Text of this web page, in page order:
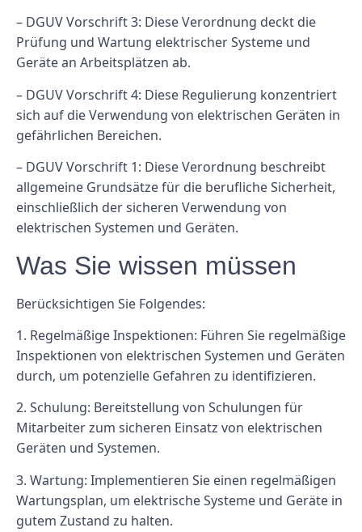
– DGUV Vorschrift 3: Diese Verordnung deckt die
Prüfung und Wartung elektrischer Systeme und
Geräte an Arbeitsplätzen ab.
– DGUV Vorschrift 4: Diese Regulierung konzentriert
sich auf die Verwendung von elektrischen Geräten in
gefährlichen Bereichen.
– DGUV Vorschrift 1: Diese Verordnung beschreibt
allgemeine Grundsätze für die berufliche Sicherheit,
einschließlich der sicheren Verwendung von
elektrischen Systemen und Geräten.
Was Sie wissen müssen
Berücksichtigen Sie Folgendes:
1. Regelmäßige Inspektionen: Führen Sie regelmäßige
Inspektionen von elektrischen Systemen und Geräten
durch, um potenzielle Gefahren zu identifizieren.
2. Schulung: Bereitstellung von Schulungen für
Mitarbeiter zum sicheren Einsatz von elektrischen
Geräten und Systemen.
3. Wartung: Implementieren Sie einen regelmäßigen
Wartungsplan, um elektrische Systeme und Geräte in
gutem Zustand zu halten.